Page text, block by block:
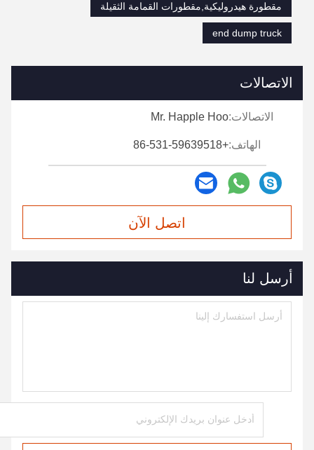
مقطورة هيدروليكية,مقطورات القمامة الثقيلة
end dump truck
الاتصالات
الاتصالات:Mr. Happle Hoo
الهاتف:+86-531-59639518
اتصل الآن
أرسل لنا